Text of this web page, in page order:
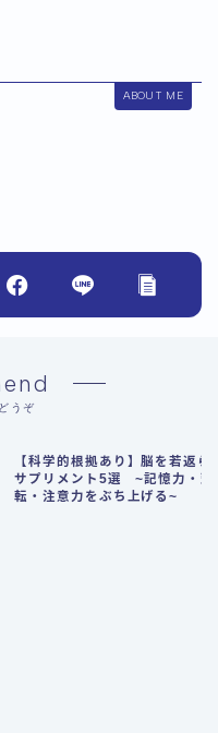
ABOUT ME
うぞ
【科学的根拠あり】脳を若返ら
サプリメント5選 ~記憶力・頭
転・注意力をぶち上げる~